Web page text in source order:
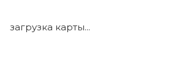
загрузка карты...